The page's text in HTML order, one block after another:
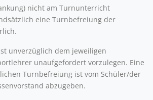
nicht am Turnunterricht
eine Turnbefreiung der
unverzüglich dem jeweiligen
unaufgefordert vorzulegen. Eine
Turnbefreiung ist vom Schüler/der
abzugeben.